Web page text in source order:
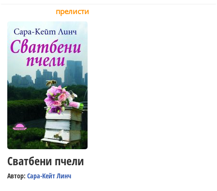
прелисти
Сватбени пчели
Автор: Сара-Кейт Линч